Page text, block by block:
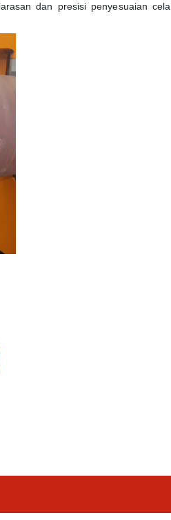
dan presisi penyesuaian